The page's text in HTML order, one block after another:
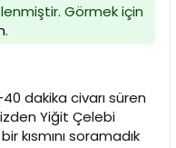
Görmek için
.
dakika civarı süren
Yiğit Çelebi
kısmını soramadık